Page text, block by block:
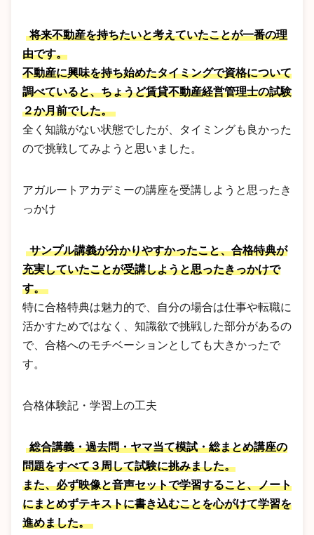
将来不動産を持ちたいと考えていたことが一番の理
由です。
不動産に興味を持ち始めたタイミングで資格について
調べていると、ちょうど賃貸不動産経営管理士の試験
２か月前でした。
全く知識がない状態でしたが、タイミングも良かった
ので挑戦してみようと思いました。
アガルートアカデミーの講座を受講しようと思ったき
っかけ
サンプル講義が分かりやすかったこと、合格特典が
充実していたことが受講しようと思ったきっかけで
す。
特に合格特典は魅力的で、自分の場合は仕事や転職に
活かすためではなく、知識欲で挑戦した部分があるの
で、合格へのモチベーションとしても大きかったで
す。
合格体験記・学習上の工夫
総合講義・過去問・ヤマ当て模試・総まとめ講座の
問題をすべて３周して試験に挑みました。
また、必ず映像と音声セットで学習すること、ノート
にまとめずテキストに書き込むことを心がけて学習を
進めました。